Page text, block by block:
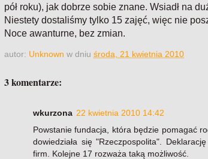
pół roku), jak dobrze sobie znane. Wsiadł na
Niestety dostaliśmy tylko 15 zajęć, więc nie
Noce awanturne, bez zmian.
autor: Unknown w dniu środa, 21 kwietnia 2010
3 komentarze:
wkurzona 22 kwietnia 2010 14:42
Powstanie fundacja, która będzie pomagać
dowiedziała się "Rzeczpospolita".
firm. Kolejne 17 rozważa taką możliwość.